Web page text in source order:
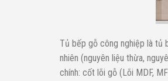
Tủ bếp gỗ công nghiệp là tủ
nhiên (nguyên liệu thừa,
chính: cốt lõi gỗ (Lõi MDF,